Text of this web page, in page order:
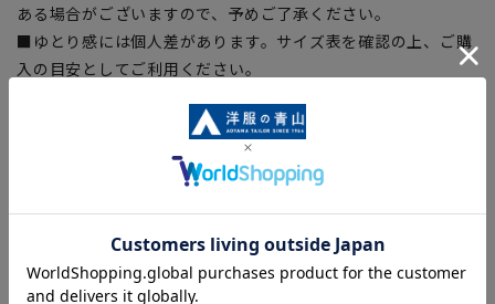
ある場合がございますので、予めご了承ください。
■ゆとり感には個人差があります。サイズ表を確認の上、ご購
入の目安としてご利用ください。
干の誤差が生じる場合がございます。予めご了承ください。
■サイズスペックは仕上がりサイズを記載しております。一
部、商品現物におすすめサイズ(ヌードサイズ)を記載している
■ブラウザやお使いのモニター環境、また撮影時の室内外の光
加減により、実際の商品と掲載画像の色味が異なる場合がござ
います。